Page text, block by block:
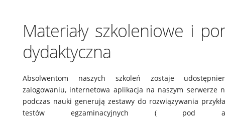
Materiały szkoleniowe i
dydaktyczna
Absolwentom naszych szkoleń zostaje
zalogowaniu, internetowa aplikacja na naszym serwerze
podczas nauki generują zestawy do rozwiązywania
testów egzaminacyjnych ( pod